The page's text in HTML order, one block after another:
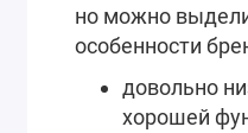
но можно
особенности
довольно
хорошей